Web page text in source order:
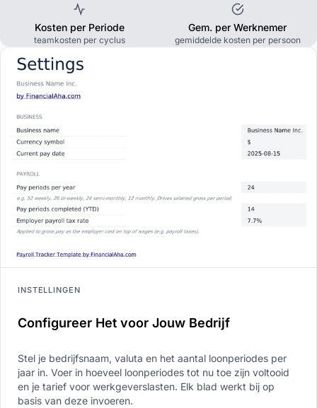
Kosten per Periode
teamkosten per cyclus
Gem. per Werknemer
gemiddelde kosten per persoon
INSTELLINGEN
Configureer Het voor Jouw Bedrijf
Stel je bedrijfsnaam, valuta en het aantal loonperiodes per
jaar in. Voer in hoeveel loonperiodes tot nu toe zijn voltooid
en je tarief voor werkgeverslasten. Elk blad werkt bij op
basis van deze invoeren.